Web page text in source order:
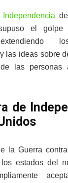
supuso el
las ideas sobre
las personas
de
la Guerra contra
estados del